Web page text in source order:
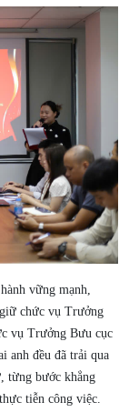
vững mạnh,
chức vụ Trưởng
vụ Trưởng Bưu cục
anh đều đã trải qua
từng bước khẳng
tiễn công việc.